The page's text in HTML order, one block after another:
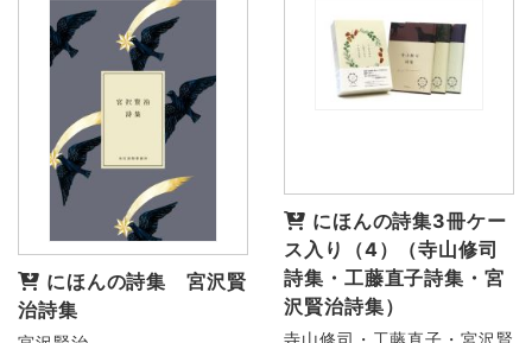
にほんの詩集 宮沢賢
治詩集
にほんの詩集3冊ケー
ス入り（4）（寺山修司
詩集・工藤直子詩集・宮
沢賢治詩集）
寺山修司・工藤直子・宮沢賢